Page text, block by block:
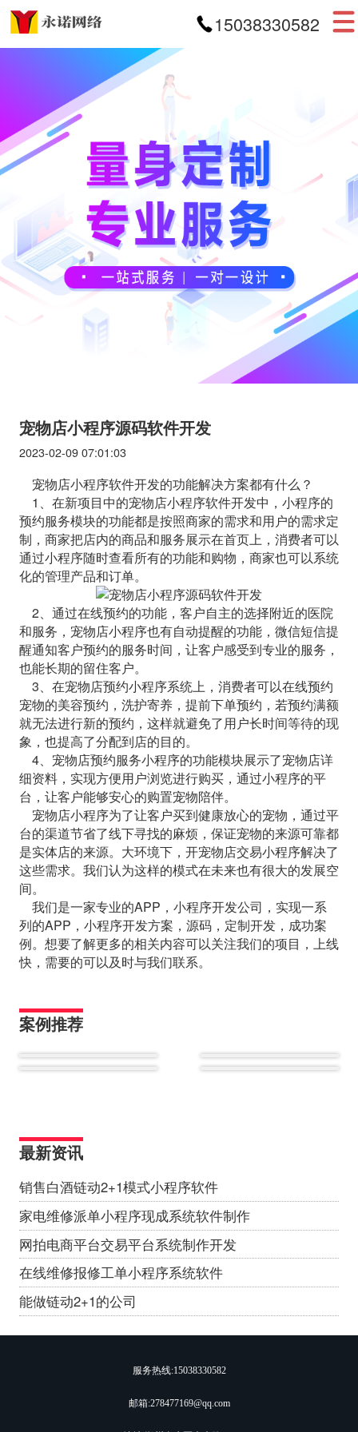
15038330582
首页
APP开发
小程序开发
案例展示
新闻资讯
关于我们
宠物店小程序源码软件开发
2023-02-09 07:01:03
宠物店小程序软件开发的功能解决方案都有什么？
1、在新项目中的宠物店小程序软件开发中，小程序的
预约服务模块的功能都是按照商家的需求和用户的需求定
制，商家把店内的商品和服务展示在首页上，消费者可以
通过小程序随时查看所有的功能和购物，商家也可以系统
化的管理产品和订单。
2、通过在线预约的功能，客户自主的选择附近的医院
和服务，宠物店小程序也有自动提醒的功能，微信短信提
醒通知客户预约的服务时间，让客户感受到专业的服务，
也能长期的留住客户。
3、在宠物店预约小程序系统上，消费者可以在线预约
宠物的美容预约，洗护寄养，提前下单预约，若预约满额
就无法进行新的预约，这样就避免了用户长时间等待的现
象，也提高了分配到店的目的。
4、宠物店预约服务小程序的功能模块展示了宠物店详
细资料，实现方便用户浏览进行购买，通过小程序的平
台，让客户能够安心的购置宠物陪伴。
宠物店小程序为了让客户买到健康放心的宠物，通过平
台的渠道节省了线下寻找的麻烦，保证宠物的来源可靠都
是实体店的来源。大环境下，开宠物店交易小程序解决了
这些需求。我们认为这样的模式在未来也有很大的发展空
间。
我们是一家专业的APP，小程序开发公司，实现一系
列的APP，小程序开发方案，源码，定制开发，成功案
例。想要了解更多的相关内容可以关注我们的项目，上线
快，需要的可以及时与我们联系。
案例推荐
最新资讯
销售白酒链动2+1模式小程序软件
家电维修派单小程序现成系统软件制作
网拍电商平台交易平台系统制作开发
在线维修报修工单小程序系统软件
能做链动2+1的公司
服务热线:15038330582
邮箱:278477169@qq.com